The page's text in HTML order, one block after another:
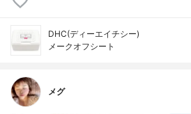
DHC(ディーエイチシー)
メークオフシート
メグ